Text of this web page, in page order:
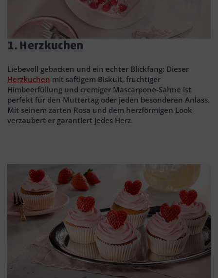
1. Herzkuchen
Liebevoll gebacken und ein echter Blickfang: Dieser
Herzkuchen mit saftigem Biskuit, fruchtiger
Himbeerfüllung und cremiger Mascarpone-Sahne ist
perfekt für den Muttertag oder jeden besonderen Anlass.
Mit seinem zarten Rosa und dem herzförmigen Look
verzaubert er garantiert jedes Herz.